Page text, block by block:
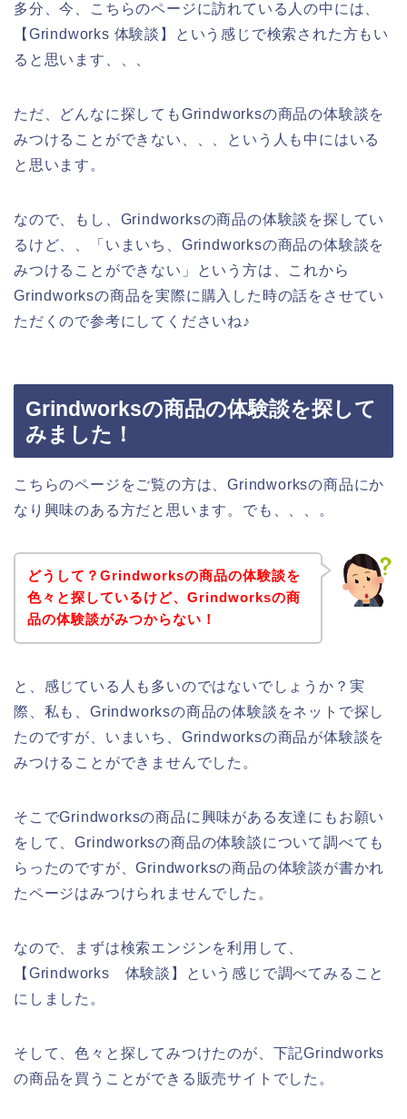
多分、今、こちらのページに訪れている人の中には、
【Grindworks 体験談】という感じで検索された方もい
ると思います、、、
ただ、どんなに探してもGrindworksの商品の体験談を
みつけることができない、、、という人も中にはいる
と思います。
なので、もし、Grindworksの商品の体験談を探してい
るけど、、「いまいち、Grindworksの商品の体験談を
みつけることができない」という方は、これから
Grindworksの商品を実際に購入した時の話をさせてい
ただくので参考にしてくださいね♪
Grindworksの商品の体験談を探して
みました！
こちらのページをご覧の方は、Grindworksの商品にか
なり興味のある方だと思います。でも、、、。
どうして？Grindworksの商品の体験談を
色々と探しているけど、Grindworksの商
品の体験談がみつからない！
と、感じている人も多いのではないでしょうか？実
際、私も、Grindworksの商品の体験談をネットで探し
たのですが、いまいち、Grindworksの商品が体験談を
みつけることができませんでした。
そこでGrindworksの商品に興味がある友達にもお願い
をして、Grindworksの商品の体験談について調べても
らったのですが、Grindworksの商品の体験談が書かれ
たページはみつけられませんでした。
なので、まずは検索エンジンを利用して、
【Grindworks 体験談】という感じで調べてみること
にしました。
そして、色々と探してみつけたのが、下記Grindworks
の商品を買うことができる販売サイトでした。